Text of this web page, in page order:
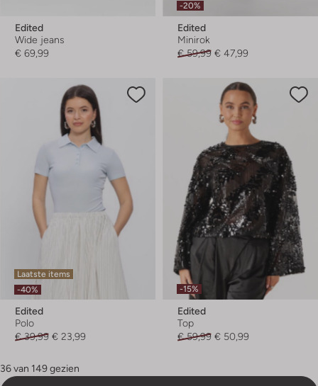
Edited
Wide jeans
€ 69,99
-20%
Edited
Minirok
€ 59,99 € 47,99
Laatste items
-40%
Edited
Polo
€ 39,99 € 23,99
-15%
Edited
Top
€ 59,99 € 50,99
36 van 149 gezien